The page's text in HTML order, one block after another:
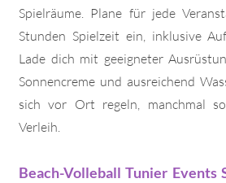
Spielräume. Plane für jede
Stunden Spielzeit ein, inklusive
Lade dich mit geeigneter
Sonnencreme und ausreichend
sich vor Ort regeln, manchmal
Verleih.
Beach-Volleball Tunier Events